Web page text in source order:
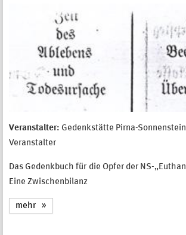
Veranstalter: Gedenkstätte Pirna-
Veranstalter
Das Gedenkbuch für die Opfer der NS-
Eine Zwischenbilanz
mehr